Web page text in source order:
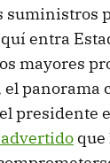
suministros
entra
mayores
el panorama
presidente
que